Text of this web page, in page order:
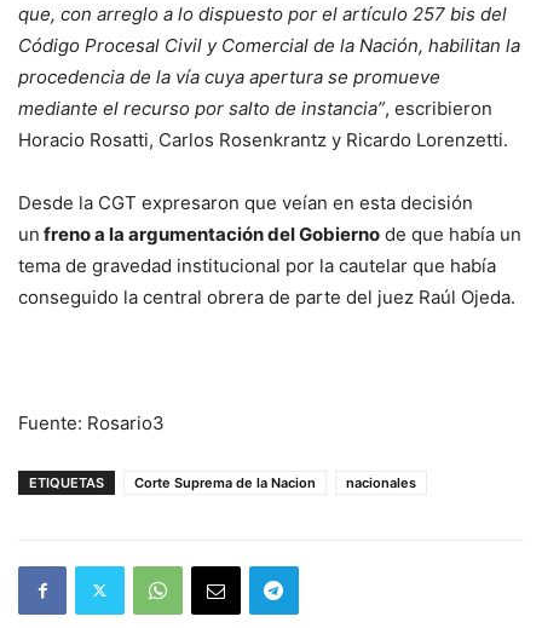
que, con arreglo a lo dispuesto por el artículo 257 bis del
Código Procesal Civil y Comercial de la Nación, habilitan la
procedencia de la vía cuya apertura se promueve
mediante el recurso por salto de instancia”, escribieron
Horacio Rosatti, Carlos Rosenkrantz y Ricardo Lorenzetti.
Desde la CGT expresaron que veían en esta decisión
un freno a la argumentación del Gobierno de que había un
tema de gravedad institucional por la cautelar que había
conseguido la central obrera de parte del juez Raúl Ojeda.
Fuente: Rosario3
ETIQUETAS Corte Suprema de la Nacion nacionales